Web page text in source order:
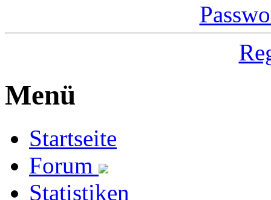
Menü
Startseite
Forum
Statistiken